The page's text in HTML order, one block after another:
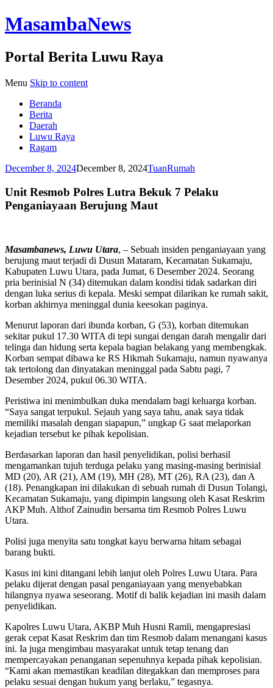
MasambaNews
Portal Berita Luwu Raya
Menu Skip to content
Beranda
Berita
Daerah
Luwu Raya
Ragam
December 8, 2024December 8, 2024TuanRumah
Unit Resmob Polres Lutra Bekuk 7 Pelaku
Penganiayaan Berujung Maut
Masambanews, Luwu Utara, – Sebuah insiden penganiayaan yang
berujung maut terjadi di Dusun Mataram, Kecamatan Sukamaju,
Kabupaten Luwu Utara, pada Jumat, 6 Desember 2024. Seorang
pria berinisial N (34) ditemukan dalam kondisi tidak sadarkan diri
dengan luka serius di kepala. Meski sempat dilarikan ke rumah sakit,
korban akhirnya meninggal dunia keesokan paginya.
Menurut laporan dari ibunda korban, G (53), korban ditemukan
sekitar pukul 17.30 WITA di tepi sungai dengan darah mengalir dari
telinga dan hidung serta kepala bagian belakang yang membengkak.
Korban sempat dibawa ke RS Hikmah Sukamaju, namun nyawanya
tak tertolong dan dinyatakan meninggal pada Sabtu pagi, 7
Desember 2024, pukul 06.30 WITA.
Peristiwa ini menimbulkan duka mendalam bagi keluarga korban.
“Saya sangat terpukul. Sejauh yang saya tahu, anak saya tidak
memiliki masalah dengan siapapun,” ungkap G saat melaporkan
kejadian tersebut ke pihak kepolisian.
Berdasarkan laporan dan hasil penyelidikan, polisi berhasil
mengamankan tujuh terduga pelaku yang masing-masing berinisial
MD (20), AR (21), AM (19), MH (28), MT (26), RA (23), dan A
(18). Penangkapan ini dilakukan di sebuah rumah di Dusun Tolangi,
Kecamatan Sukamaju, yang dipimpin langsung oleh Kasat Reskrim
AKP Muh. Althof Zainudin bersama tim Resmob Polres Luwu
Utara.
Polisi juga menyita satu tongkat kayu berwarna hitam sebagai
barang bukti.
Kasus ini kini ditangani lebih lanjut oleh Polres Luwu Utara. Para
pelaku dijerat dengan pasal penganiayaan yang menyebabkan
hilangnya nyawa seseorang. Motif di balik kejadian ini masih dalam
penyelidikan.
Kapolres Luwu Utara, AKBP Muh Husni Ramli, mengapresiasi
gerak cepat Kasat Reskrim dan tim Resmob dalam menangani kasus
ini. Ia juga mengimbau masyarakat untuk tetap tenang dan
mempercayakan penanganan sepenuhnya kepada pihak kepolisian.
“Kami akan memastikan keadilan ditegakkan dan memproses para
pelaku sesuai dengan hukum yang berlaku,” tegasnya.